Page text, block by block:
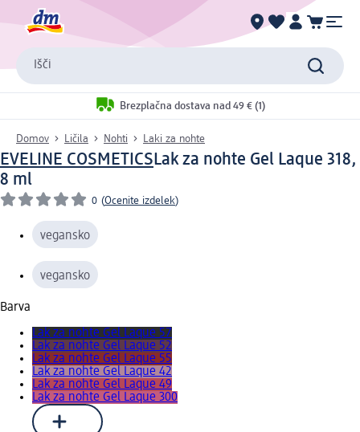
Išči
Brezplačna dostava nad 49 € (1)
Domov Ličila Nohti Laki za nohte
EVELINE COSMETICSLak za nohte Gel Laque 318,
8 ml
0 (Ocenite izdelek)
vegansko
vegansko
Barva
Lak za nohte Gel Laque 57
Lak za nohte Gel Laque 52
Lak za nohte Gel Laque 55
Lak za nohte Gel Laque 42
Lak za nohte Gel Laque 49
Lak za nohte Gel Laque 300